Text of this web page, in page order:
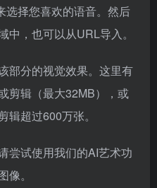
选择您喜欢的语音。然后
，也可以从URL导入。
部分的视觉效果。这里有
剪辑（最大32MB），或
超过600万张。
尝试使用我们的AI艺术功
。